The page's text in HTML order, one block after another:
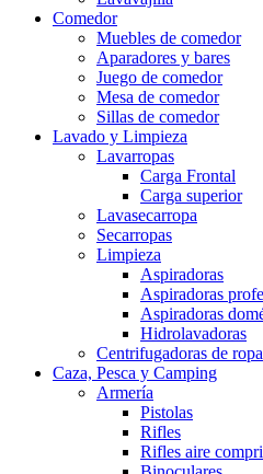
Comedor
Muebles de comedor
Aparadores y bares
Juego de comedor
Mesa de comedor
Sillas de comedor
Lavado y Limpieza
Lavarropas
Carga Frontal
Carga superior
Lavasecarropa
Secarropas
Limpieza
Aspiradoras
Aspiradoras
Aspiradoras
Hidrolavadoras
Centrifugadoras de ropa
Caza, Pesca y Camping
Armería
Pistolas
Rifles
Rifles aire